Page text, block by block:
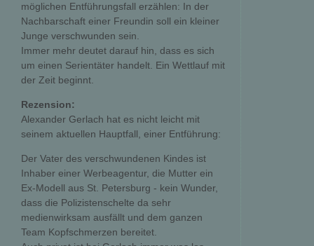
möglichen Entführungsfall erzählen: In der
Nachbarschaft einer Freundin soll ein kleiner
Junge verschwunden sein.
Immer mehr deutet darauf hin, dass es sich
um einen Serientäter handelt. Ein Wettlauf mit
der Zeit beginnt.
Rezension:
Alexander Gerlach hat es nicht leicht mit
seinem aktuellen Hauptfall, einer Entführung:
Der Vater des verschwundenen Kindes ist
Inhaber einer Werbeagentur, die Mutter ein
Ex-Modell aus St. Petersburg - kein Wunder,
dass die Polizistenschelte da sehr
medienwirksam ausfällt und dem ganzen
Team Kopfschmerzen bereitet.